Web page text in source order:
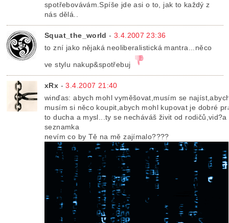
spotřebovávám.Spíše jde asi o to, jak to každý z
nás dělá..
Squat_the_world - 3.4.2007 23:36
to zní jako nějaká neoliberalistická mantra...něco
ve stylu nakup&spotřebuj
xRx -3.4.2007 21:40
winďas: abych mohl vyměšovat,musím se
musím si něco koupit,abych mohl kupovat je dobré
to ducha a mysl...ty se necháváš živit od
seznamka
nevím co by Tě na mě zajímalo????